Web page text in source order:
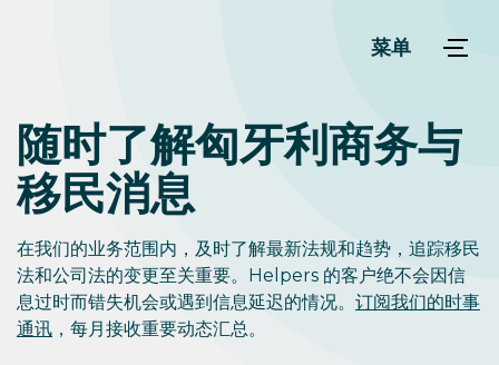
菜单
随时了解匈牙利商务与
移民消息
在我们的业务范围内，及时了解最新法规和趋势，追踪移民
法和公司法的变更至关重要。Helpers 的客户绝不会因信
息过时而错失机会或遇到信息延迟的情况。 订阅我们的时事
通讯 ，每月接收重要动态汇总。